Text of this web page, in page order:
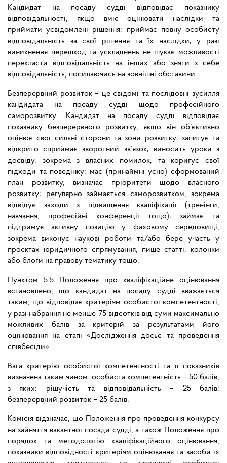
Кандидат на посаду судді відповідає показнику
відповідальності, якщо вміє оцінювати наслідки та
приймати усвідомлені рішення; приймає повну особисту
відповідальність за свої рішення та їх наслідки; у разі
виникнення перешкод та ускладнень не шукає можливості
перекласти відповідальність на інших або зняти з себе
відповідальність, посилаючись на зовнішні обставини.
Безперервний розвиток – це свідомі та послідовні зусилля
кандидата на посаду судді щодо професійного
саморозвитку. Кандидат на посаду судді відповідає
показнику безперервного розвитку, якщо він об’єктивно
оцінює свої сильні сторони та зони розвитку; запитує та
відкрито сприймає зворотний зв’язок; виносить уроки з
досвіду, зокрема з власних помилок, та коригує свої
підходи та поведінку; має (принаймні усно) сформований
план розвитку, визначає пріоритети щодо власного
розвитку; регулярно займається саморозвитком, зокрема
відвідує заходи з підвищення кваліфікації (тренінги,
навчання, професійні конференції тощо); займає та
підтримує активну позицію у фаховому середовищі,
зокрема виконує наукові роботи та/або бере участь у
проєктах юридичного спрямування, пише статті, колонки
або блоги на правову тематику тощо.
Пунктом 5.5 Положення про кваліфікаційне оцінювання
встановлено, що кандидат на посаду судді вважається
таким, що відповідає критеріям особистої компетентності,
у разі набрання не менше 75 відсотків від суми максимально
можливих балів за критерій за результатами його
оцінювання на етапі «Дослідження досьє та проведення
співбесіди»
Вага критерію особистої компетентності та її показників
визначена таким чином: особиста компетентність – 50 балів,
з яких: рішучість та відповідальність – 25 балів;
безперервний розвиток – 25 балів.
Комісія відзначає, що Положення про проведення конкурсу
на зайняття вакантної посади судді, а також Положення про
порядок та методологію кваліфікаційного оцінювання,
показники відповідності критеріям оцінювання та засоби їх